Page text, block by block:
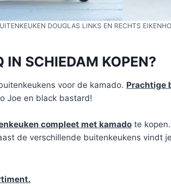
DOUGLAS LINKS EN RECHTS
IN SCHIEDAM KOPEN?
voor de kamado. Prachtige
Joe en black bastard!
compleet met kamado te
de verschillende buitenkeukens vindt